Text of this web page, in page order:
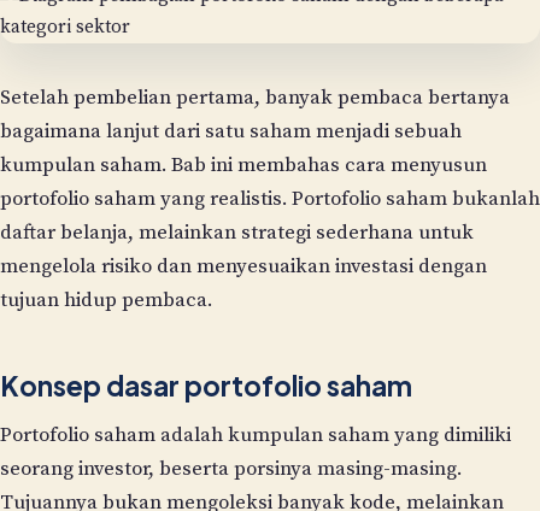
Setelah pembelian pertama, banyak pembaca bertanya
bagaimana lanjut dari satu saham menjadi sebuah
kumpulan saham. Bab ini membahas cara menyusun
portofolio saham yang realistis. Portofolio saham bukanlah
daftar belanja, melainkan strategi sederhana untuk
mengelola risiko dan menyesuaikan investasi dengan
tujuan hidup pembaca.
Konsep dasar portofolio saham
Portofolio saham adalah kumpulan saham yang dimiliki
seorang investor, beserta porsinya masing-masing.
Tujuannya bukan mengoleksi banyak kode, melainkan